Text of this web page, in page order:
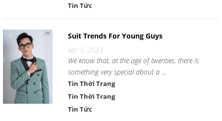
Tin Tức
Suit Trends For Young Guys
Apr 5, 2023
We know that, at the age of twenties, there is
something very special about a ...
Tin Thời Trang
Tin Thời Trang
Tin Tức